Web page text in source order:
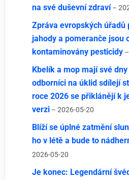
na své duševní zdraví –
Zpráva evropských úřadů
jahody a pomeranče jsou
kontaminovány pesticidy
Kbelík a mop mají své
odborníci na úklid sdílejí
roce 2026 se přiklánějí k
verzi – 2026-05-20
Blíží se úplné zatmění
ho v létě a bude to
2026-05-20
Je konec: Legendární